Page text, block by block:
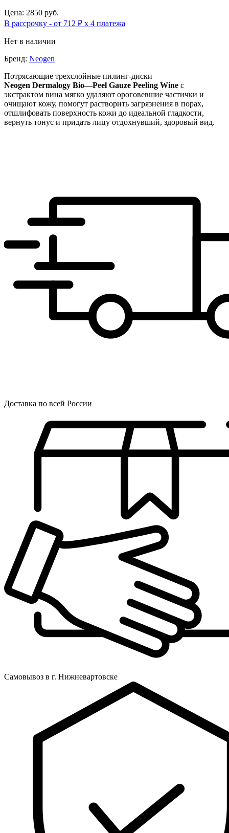
Цена: 2850 руб.
В рассрочку - от 712 ₽ х 4 платежа
Нет в наличии
Бренд: Neogen
Потрясающие трехслойные пилинг-диски
Neogen Dermalogy Bio—Peel Gauze Peeling Wine с
экстрактом вина мягко удаляют ороговевшие частички и
очищают кожу, помогут растворить загрязнения в порах,
отшлифовать поверхность кожи до идеальной гладкости,
вернуть тонус и придать лицу отдохнувший, здоровый вид.
Доставка по всей России
Самовывоз в г. Нижневартовске